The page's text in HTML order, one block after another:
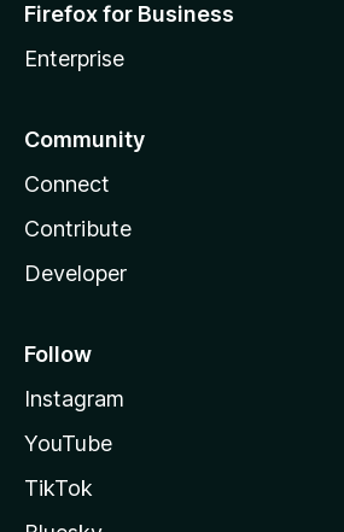
Firefox for Business
Enterprise
Community
Connect
Contribute
Developer
Follow
Instagram
YouTube
TikTok